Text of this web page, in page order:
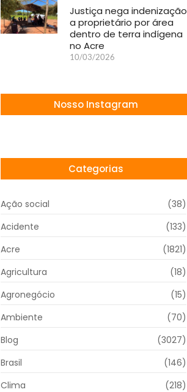
Justiça nega indenização
a proprietário por área
dentro de terra indígena
no Acre
10/03/2026
Nosso Instagram
Categorias
Ação social
(38)
Acidente
(133)
Acre
(1821)
Agricultura
(18)
Agronegócio
(15)
Ambiente
(70)
Blog
(3027)
Brasil
(146)
Clima
(218)